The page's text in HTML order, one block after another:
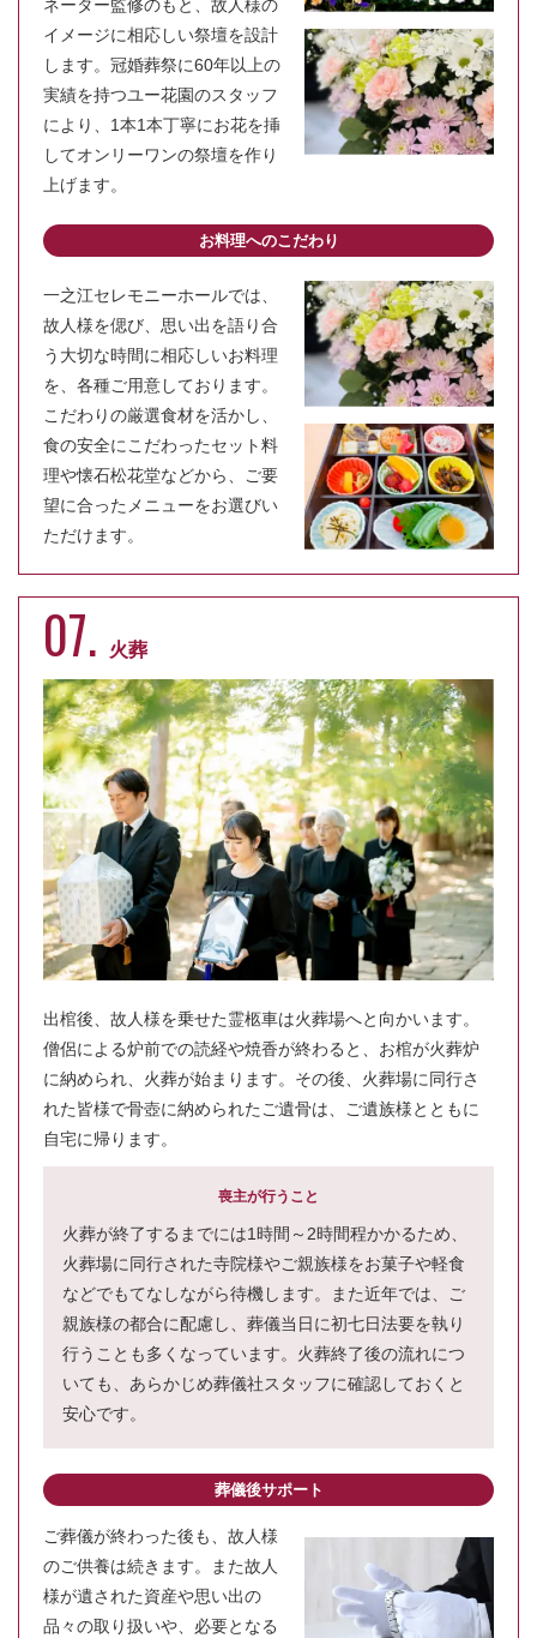
ネーター監修のもと、故人様の
イメージに相応しい祭壇を設計
します。冠婚葬祭に60年以上の
実績を持つユー花園のスタッフ
により、1本1本丁寧にお花を挿
してオンリーワンの祭壇を作り
上げます。
お料理へのこだわり
一之江セレモニーホールでは、
故人様を偲び、思い出を語り合
う大切な時間に相応しいお料理
を、各種ご用意しております。
こだわりの厳選食材を活かし、
食の安全にこだわったセット料
理や懐石松花堂などから、ご要
望に合ったメニューをお選びい
ただけます。
07. 火葬
出棺後、故人様を乗せた霊柩車は火葬場へと向かいます。
僧侶による炉前での読経や焼香が終わると、お棺が火葬炉
に納められ、火葬が始まります。その後、火葬場に同行さ
れた皆様で骨壺に納められたご遺骨は、ご遺族様とともに
自宅に帰ります。
喪主が行うこと
火葬が終了するまでには1時間～2時間程かかるため、
火葬場に同行された寺院様やご親族様をお菓子や軽食
などでもてなしながら待機します。また近年では、ご
親族様の都合に配慮し、葬儀当日に初七日法要を執り
行うことも多くなっています。火葬終了後の流れにつ
いても、あらかじめ葬儀社スタッフに確認しておくと
安心です。
葬儀後サポート
ご葬儀が終わった後も、故人様
のご供養は続きます。また故人
様が遺された資産や思い出の
品々の取り扱いや、必要となる